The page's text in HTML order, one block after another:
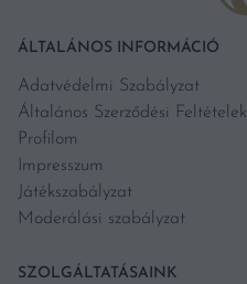
ÁLTALÁNOS INFORMÁCIÓ
Adatvédelmi Szabályzat
Általános Szerződési Feltételek
Profilom
Impresszum
Játékszabályzat
Moderálási szabályzat
SZOLGÁLTATÁSAINK